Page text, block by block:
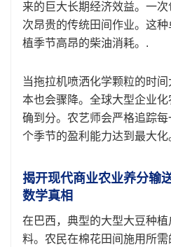
来的巨大长期经济效益。一
次昂贵的传统田间作业。这
植季节高昂的柴油消耗。.
当拖拉机喷洒化学颗粒的时
本也会骤降。全球大型企业
确到分。农艺师会严格追踪
个季节的盈利能力达到最大化
揭开现代商业农业养分输
数学真相
在巴西，典型的大型大豆种
料。农民在棉花田间施用所